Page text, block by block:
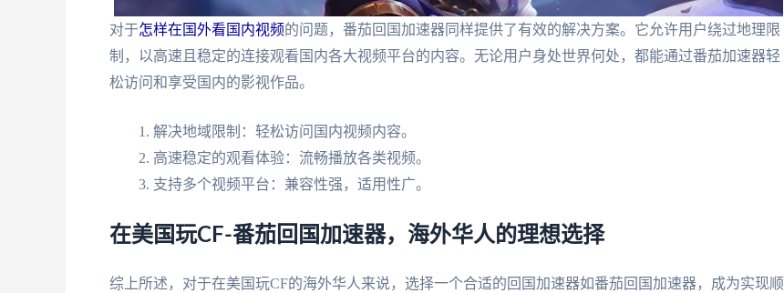
对于怎样在国外看国内视频的问题，番茄回国加速器同样提供了有效的解决方案。它允许用户绕过地理限
制，以高速且稳定的连接观看国内各大视频平台的内容。无论用户身处世界何处，都能通过番茄加速器轻
松访问和享受国内的影视作品。
解决地域限制：轻松访问国内视频内容。
高速稳定的观看体验：流畅播放各类视频。
支持多个视频平台：兼容性强，适用性广。
在美国玩CF-番茄回国加速器，海外华人的理想选择
综上所述，对于在美国玩CF的海外华人来说，选择一个合适的回国加速器如番茄回国加速器，成为实现顺